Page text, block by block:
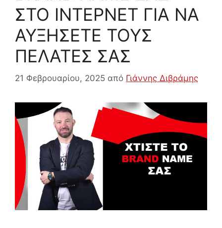
ΣΤΟ ΙΝΤΕΡΝΕΤ ΓΙΑ ΝΑ
ΑΥΞΗΣΕΤΕ ΤΟΥΣ
ΠΕΛΑΤΕΣ ΣΑΣ
21 Φεβρουαρίου, 2025 από Γιάννης Διβράμης